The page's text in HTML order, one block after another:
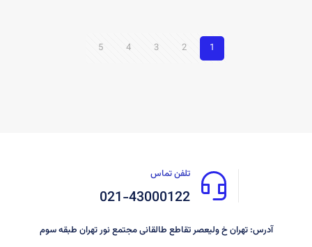
1
2
3
4
5
تلفن تماس
021-43000122
آدرس: تهران خ ولیعصر تقاطع طالقانی مجتمع نور تهران طبقه سوم